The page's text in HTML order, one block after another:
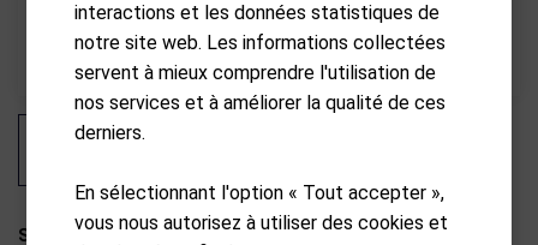
SS01-A0020
interactions et les données statistiques de
notre site web. Les informations collectées
servent à mieux comprendre l'utilisation de
nos services et à améliorer la qualité de ces
derniers.
En sélectionnant l'option « Tout accepter »,
vous nous autorisez à utiliser des cookies et